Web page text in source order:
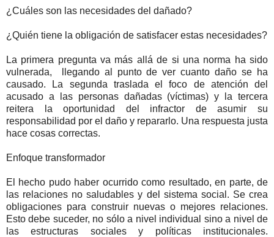
¿Cuáles son las necesidades del dañado?
¿Quién tiene la obligación de satisfacer estas necesidades?
La primera pregunta va más allá de si una norma ha sido
vulnerada, llegando al punto de ver cuanto daño se ha
causado. La segunda traslada el foco de atención del
acusado a las personas dañadas (víctimas) y la tercera
reitera la oportunidad del infractor de asumir su
responsabilidad por el daño y repararlo. Una respuesta justa
hace cosas correctas.
Enfoque transformador
El hecho pudo haber ocurrido como resultado, en parte, de
las relaciones no saludables y del sistema social. Se crea
obligaciones para construir nuevas o mejores relaciones.
Esto debe suceder, no sólo a nivel individual sino a nivel de
las estructuras sociales y políticas institucionales.